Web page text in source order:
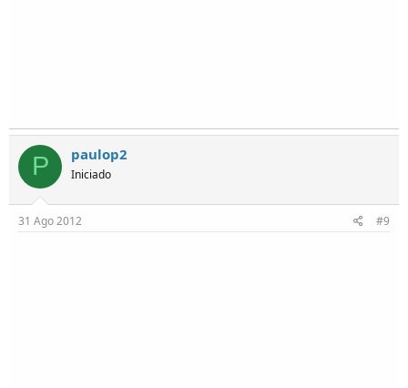
P paulop2
Iniciado
31 Ago 2012 #9